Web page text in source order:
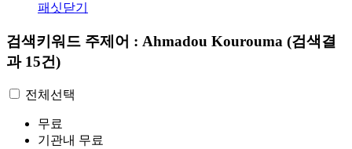
패싯닫기
검색키워드 주제어 : Ahmadou Kourouma (검색결
과 15건)
전체선택
무료
기관내 무료